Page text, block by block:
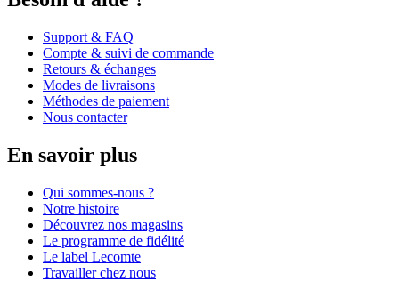
Support & FAQ
Compte & suivi de commande
Retours & échanges
Modes de livraisons
Méthodes de paiement
Nous contacter
En savoir plus
Qui sommes-nous ?
Notre histoire
Découvrez nos magasins
Le programme de fidélité
Le label Lecomte
Travailler chez nous